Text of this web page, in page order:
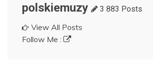
polskiemuzy 3 883 Posts
View All Posts
Follow Me :